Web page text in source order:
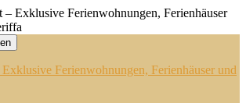
Ferienwohnungen, Ferienhäuser und